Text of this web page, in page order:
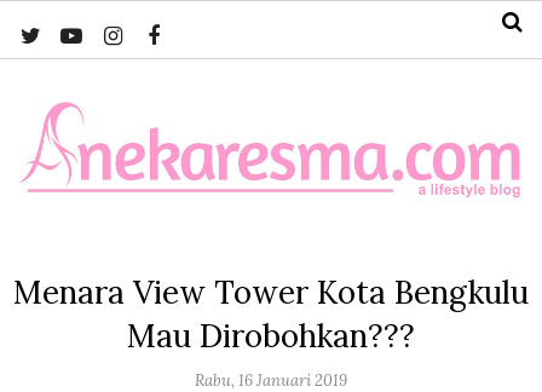
Menara View Tower Kota Bengkulu
Mau Dirobohkan???
Rabu, 16 Januari 2019